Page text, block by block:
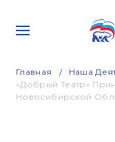
Главная Наша
«Добрый Театр»
Новосибирской